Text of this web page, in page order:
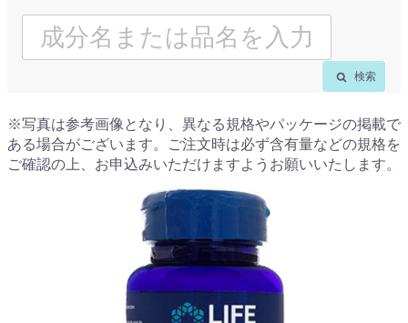
検索
※写真は参考画像となり、異なる規格やパッケージの掲載で
ある場合がございます。ご注文時は必ず含有量などの規格を
ご確認の上、お申込みいただけますようお願いいたします。